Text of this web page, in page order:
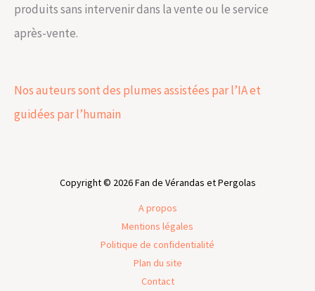
produits sans intervenir dans la vente ou le service
après-vente.
Nos auteurs sont des plumes assistées par l’IA et
guidées par l’humain
Copyright © 2026 Fan de Vérandas et Pergolas
A propos
Mentions légales
Politique de confidentialité
Plan du site
Contact